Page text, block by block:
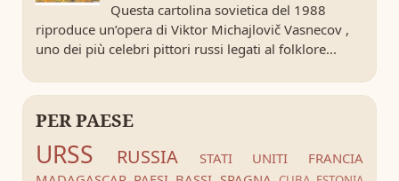
Questa cartolina sovietica del 1988
riproduce un’opera di Viktor Michajlovič Vasnecov ,
uno dei più celebri pittori russi legati al folklore...
PER PAESE
URSS RUSSIA STATI UNITI
FRANCIA